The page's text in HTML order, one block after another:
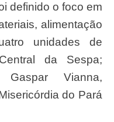
definido o foco em
alimentação
unidades de
da Sespa;
Vianna,
do Pará